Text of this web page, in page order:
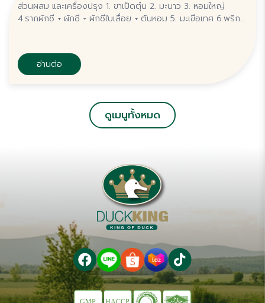
ส่วนผสม และเครื่องปรุง 1. ขาเป็ดตุ๋น 2. มะนาว 3. หอมใหญ่
4.รากผักชี + ผักชี + ผักชีใบเลื่อย + ต้นหอม 5. มะเขือเทศ 6.พริก
อ่านต่อ
ดูเมนูทั้งหมด